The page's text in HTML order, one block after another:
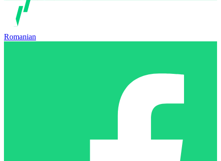
Romanian